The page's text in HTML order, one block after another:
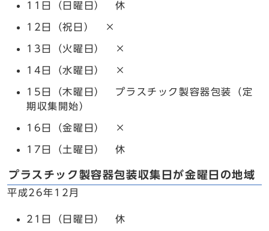
11日（日曜日） 休
12日（祝日） ×
13日（火曜日） ×
14日（水曜日） ×
15日（木曜日） プラスチック製容器包装（定
期収集開始）
16日（金曜日） ×
17日（土曜日） 休
プラスチック製容器包装収集日が金曜日の地域
平成26年12月
21日（日曜日） 休